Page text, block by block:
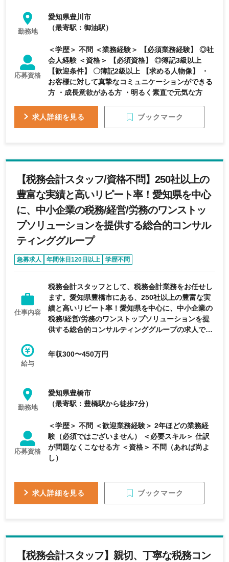
勤務地
愛知県豊川市
（最寄駅：御油駅）
応募資格
＜学歴＞ 不問 ＜業務経験＞ 【必須業務経験】 ◎社
会人経験 ＜資格＞ 【必須資格】 ◎簿記3級以上
【歓迎条件】 〇簿記2級以上 【求める人物像】 ・
お客様に対して真摯なコミュニケーションができる
方 ・成長意欲がある方 ・明るく素直で元気な方
求人詳細を見る ブックマーク
【税務会計スタッフ/資格不問】250社以上の
豊富な実績と高いリピート率！愛知県を中心
に、中小企業の税務/経営/労務のワンストッ
プソリューションを提供する総合的コンサル
ティンググループ
急募求人 年間休日120日以上 学歴不問
仕事内容
税務会計スタッフとして、税務会計業務をお任せし
ます。愛知県豊橋市にある、250社以上の豊富な実
績と高いリピート率！愛知県を中心に、中小企業の
税務/経営/労務のワンストップソリューションを提
供する総合的コンサルティンググループの求人で
給与
年収300〜450万円
勤務地
愛知県豊橋市
（最寄駅：豊橋駅から徒歩7分）
応募資格
＜学歴＞ 不問 ＜歓迎業務経験＞ 2年ほどの業務経
験（必須ではございません） ＜必要スキル＞ 仕訳
が問題なくこなせる方 ＜資格＞ 不問（あれば尚よ
し）
求人詳細を見る ブックマーク
【税務会計スタッフ】親切、丁寧な税務コン